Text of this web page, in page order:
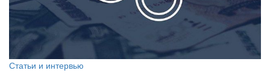
Статьи и интервью